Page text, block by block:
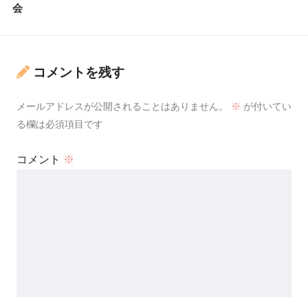
会
コメントを残す
メールアドレスが公開されることはありません。 ※ が付いてい
る欄は必須項目です
コメント ※